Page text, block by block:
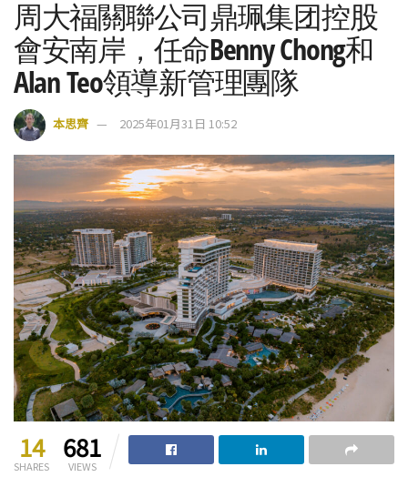
周大福關聯公司鼎珮集团控股
會安南岸，任命Benny Chong和
Alan Teo領導新管理團隊
本思齊 2025年01月31日 10:52
14
SHARES
681
VIEWS